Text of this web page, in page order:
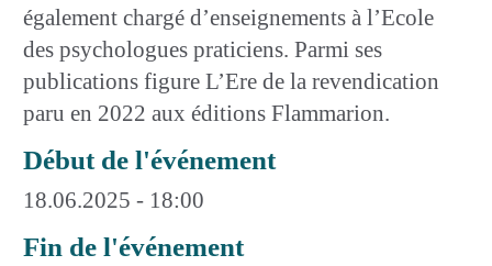
également chargé d’enseignements à l’Ecole
des psychologues praticiens. Parmi ses
publications figure L’Ere de la revendication
paru en 2022 aux éditions Flammarion.
Début de l'événement
18.06.2025 - 18:00
Fin de l'événement